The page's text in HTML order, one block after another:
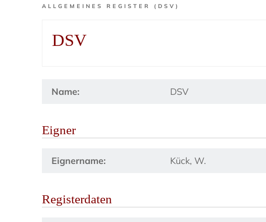
ALLGEMEINES REGISTER (DSV)
DSV
Name: DSV
Eigner
Eignername: Kück, W.
Registerdaten